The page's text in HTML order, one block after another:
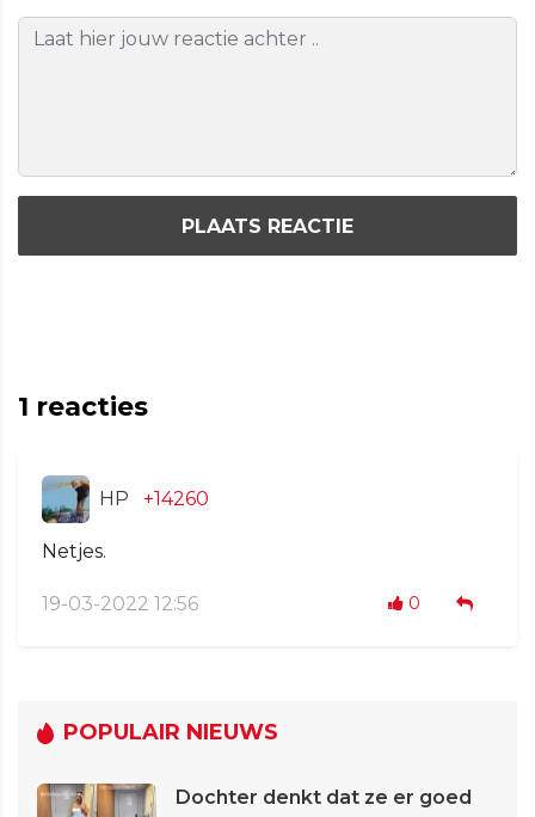
PLAATS REACTIE
1 reacties
HP +14260
Netjes.
19-03-2022 12:56 0
POPULAIR NIEUWS
Dochter denkt dat ze er goed